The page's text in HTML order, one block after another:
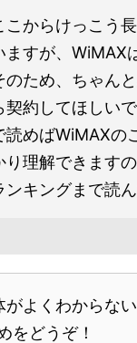
こからけっこう
ますが、WiMAX
のため、ちゃん
契約してほしい
読めばWiMAXの
り理解できます
ンキングまで読
よくわからない
をどうぞ！